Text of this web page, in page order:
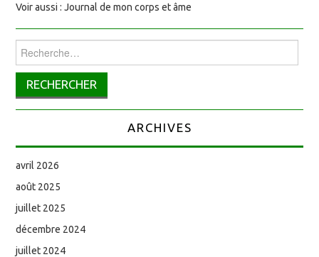
Voir aussi : Journal de mon corps et âme
Rechercher :
ARCHIVES
avril 2026
août 2025
juillet 2025
décembre 2024
juillet 2024